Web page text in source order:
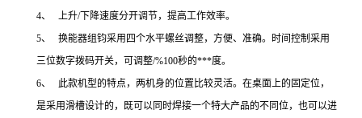
4、 上升/下降速度分开调节，提高工作效率。
5、 换能器组钧采用四个水平螺丝调整，方便、准确。时间控制采用
三位数字拨码开关，可调整/%100秒的***度。
6、 此款机型的特点，两机身的位置比较灵活。在桌面上的固定位，
是采用滑槽设计的，既可以同时焊接一个特大产品的不同位，也可以进